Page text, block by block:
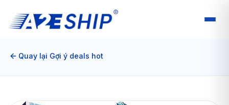
Quay lại Gợi ý deals hot